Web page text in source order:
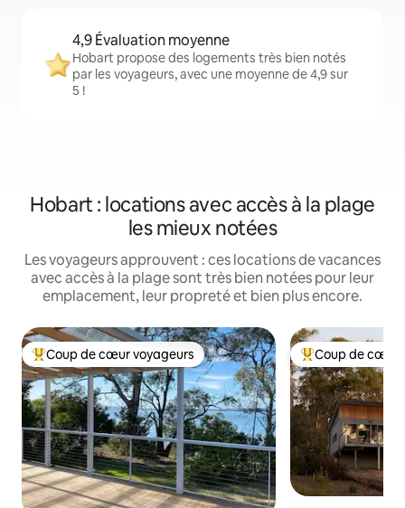
4,9 Évaluation moyenne
Hobart propose des logements très bien notés
par les voyageurs, avec une moyenne de 4,9 sur
5 !
Hobart : locations avec accès à la plage
les mieux notées
Les voyageurs approuvent : ces locations de vacances
avec accès à la plage sont très bien notées pour leur
emplacement, leur propreté et bien plus encore.
Coups de cœur voyageurs les plus appréciés
Coup de cœur voyageurs Coups de cœur
Coup de cœur